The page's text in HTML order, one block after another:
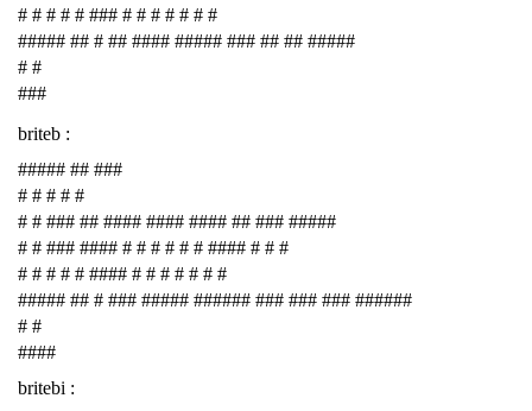
# # # # # ### # # # # # # #
##### ## # ## #### ##### ### ## ## #####
# #
###
briteb :
##### ## ###
# # # # #
# # ### ## #### #### #### ## ### #####
# # ### #### # # # # # # #### # # #
# # # # # #### # # # # # # #
##### ## # ### ##### ###### ### ### ### ######
# #
####
britebi :